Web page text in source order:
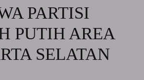
PARTISI
PUTIH AREA
SELATAN